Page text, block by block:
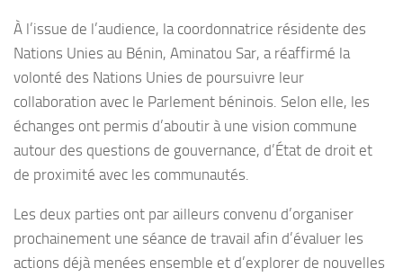
À l’issue de l’audience, la coordonnatrice résidente des
Nations Unies au Bénin, Aminatou Sar, a réaffirmé la
volonté des Nations Unies de poursuivre leur
collaboration avec le Parlement béninois. Selon elle, les
échanges ont permis d’aboutir à une vision commune
autour des questions de gouvernance, d’État de droit et
de proximité avec les communautés.
Les deux parties ont par ailleurs convenu d’organiser
prochainement une séance de travail afin d’évaluer les
actions déjà menées ensemble et d’explorer de nouvelles